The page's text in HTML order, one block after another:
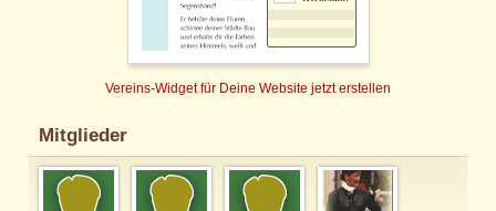
Vereins-Widget für Deine Website jetzt erstellen
Mitglieder